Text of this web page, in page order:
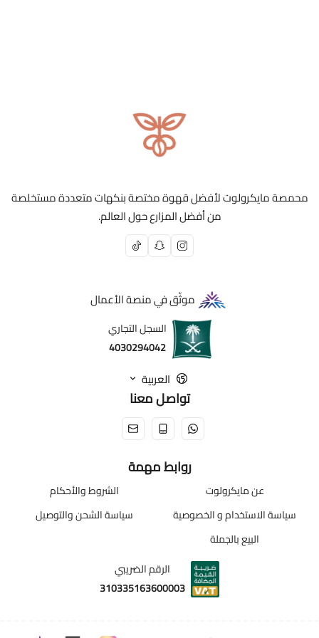
محمصة مايكرولوت لأفضل قهوة مختصة بنكهات متعددة مستخلصة
من أفضل المزارع حول العالم.
موثّق في منصة الأعمال
السجل التجاري
4030294042
العربية
تواصل معنا
روابط مهمة
عن مايكرولوت
الشروط والأحكام
سياسة الاستخدام و الخصوصية
سياسة الشحن والتوصيل
البيع بالجملة
الرقم الضريبي
310335163600003